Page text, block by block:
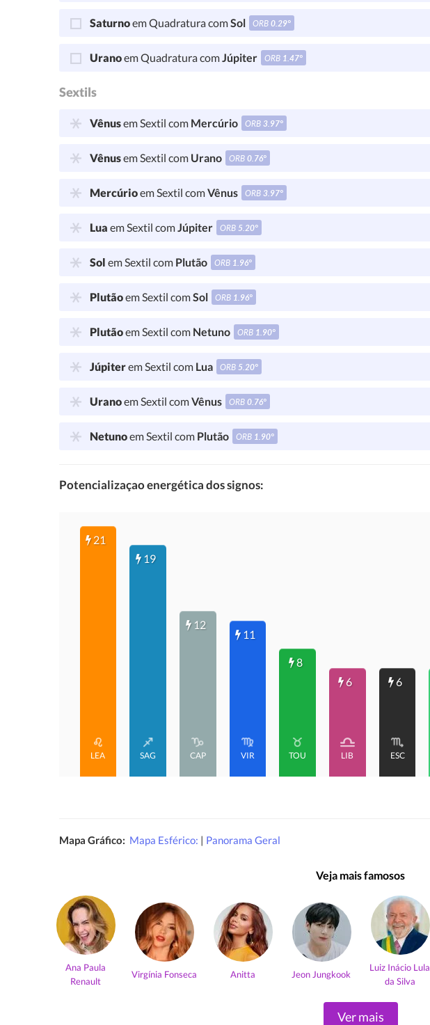
Saturnoem Quadratura comSol ORB0.29°
Uranoem Quadratura comJúpiter ORB 1.47°
Sextils
Vênusem Sextil com Mercúrio ORB3.97°
Vênusem Sextil com Urano ORB0.76°
Mercúrioem Sextil comVênus ORB3.97°
Lua em Sextil comJúpiter ORB 5.20°
Sol em Sextil com Plutão ORB 1.96°
Plutãoem Sextil comSol ORB 1.96°
Plutãoem Sextil com Netuno ORB 1.90°
Júpiterem Sextil com Lua ORB 5.20°
Uranoem Sextil comVênus ORB0.76°
Netunoem Sextil com Plutão ORB 1.90°
Potencializaçao energética dos signos:
21
LEA
19
SAG
12
CAP
11
VIR
8
TOU
6
LIB
6
ESC
Mapa Gráfico: Mapa Esférico: | Panorama Geral
Veja mais famosos
Ana Paula
Renault
Virgínia Fonseca Anitta Jeon Jungkook
Luiz Inácio Lula
da Silva
Ver mais